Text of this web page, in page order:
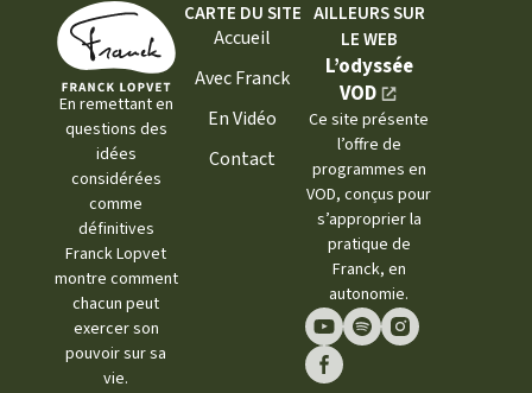
En remettant en
questions des
idées
considérées
comme
définitives
Franck Lopvet
montre comment
chacun peut
exercer son
pouvoir sur sa
vie.
CARTE DU SITE
Accueil
Avec Franck
En Vidéo
Contact
AILLEURS SUR
LE WEB
L’odyssée
VOD
Ce site présente
l’offre de
programmes en
VOD, conçus pour
s’approprier la
pratique de
Franck, en
autonomie.